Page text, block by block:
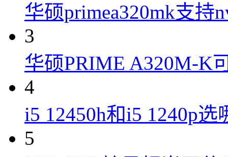
华硕primea320mk支持
3
华硕PRIME A320M-K
4
i5 12450h和i5 1240p选
5